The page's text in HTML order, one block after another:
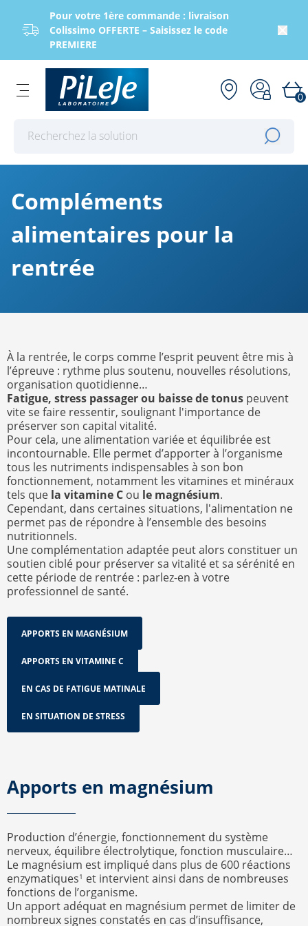
Pour votre 1ère commande : livraison
Colissimo OFFERTE – Saisissez le code
PREMIERE
0
Compléments
alimentaires pour la
rentrée
À la rentrée, le corps comme l’esprit peuvent être mis à
l’épreuve : rythme plus soutenu, nouvelles résolutions,
organisation quotidienne…
Fatigue, stress passager ou baisse de tonus peuvent
vite se faire ressentir, soulignant l'importance de
préserver son capital vitalité.
Pour cela, une alimentation variée et équilibrée est
incontournable. Elle permet d’apporter à l’organisme
tous les nutriments indispensables à son bon
fonctionnement, notamment les vitamines et minéraux
tels que la vitamine C ou le magnésium.
Cependant, dans certaines situations, l'alimentation ne
permet pas de répondre à l’ensemble des besoins
nutritionnels.
Une complémentation adaptée peut alors constituer un
soutien ciblé pour préserver sa vitalité et sa sérénité en
cette période de rentrée : parlez-en à votre
professionnel de santé.
APPORTS EN MAGNÉSIUM
APPORTS EN VITAMINE C
EN CAS DE FATIGUE MATINALE
EN SITUATION DE STRESS
Apports en magnésium
Production d’énergie, fonctionnement du système
nerveux, équilibre électrolytique, fonction musculaire…
Le magnésium est impliqué dans plus de 600 réactions
enzymatiques1 et intervient ainsi dans de nombreuses
fonctions de l’organisme.
Un apport adéquat en magnésium permet de limiter de
nombreux signes constatés en cas d’insuffisance,